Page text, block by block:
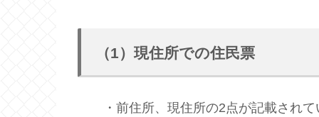
（1）現住所での住民票
・前住所、現住所の2点が記載されて